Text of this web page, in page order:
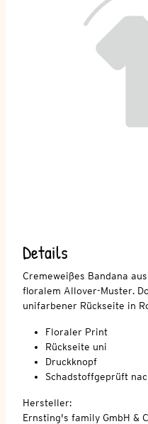
Details
Cremeweißes Bandana
floralem Allover-Muster.
unifarbener Rückseite in
Floraler Print
Rückseite uni
Druckknopf
Schadstoffgeprüft
Hersteller:
Ernsting's family GmbH &